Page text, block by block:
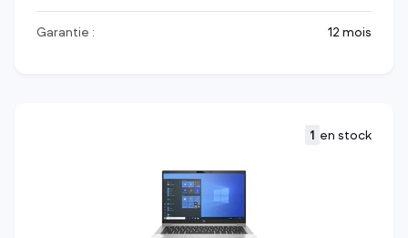
Garantie : 12 mois
1 en stock